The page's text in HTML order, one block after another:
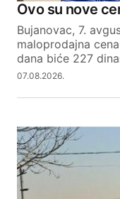
Ovo su nove
Bujanovac, 7.
maloprodajna
dana biće 227
07.08.2026.